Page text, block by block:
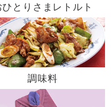
ひとりさまレトルト
調味料